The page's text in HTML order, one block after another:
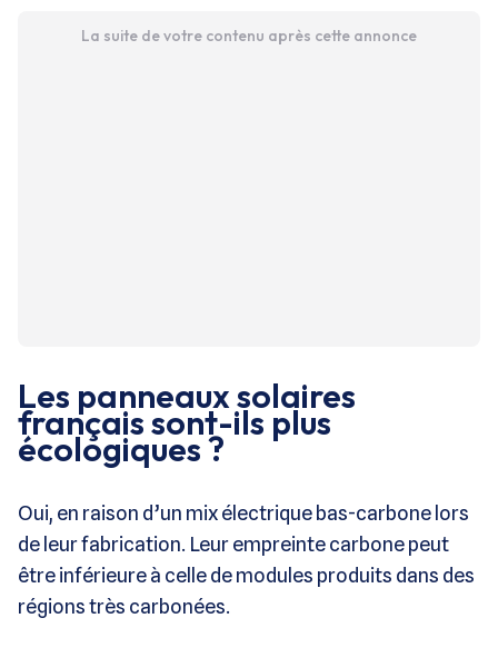
La suite de votre contenu après cette annonce
Les panneaux solaires
français sont-ils plus
écologiques ?
Oui, en raison d’un mix électrique bas-carbone lors
de leur fabrication. Leur empreinte carbone peut
être inférieure à celle de modules produits dans des
régions très carbonées.